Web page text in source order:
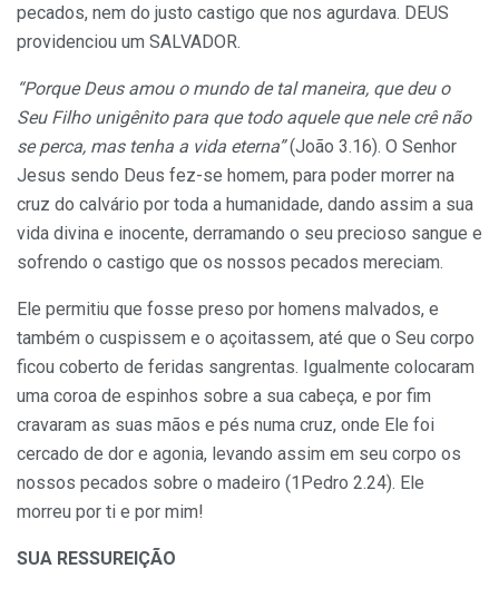
pecados, nem do justo castigo que nos agurdava. DEUS
providenciou um SALVADOR.
“Porque Deus amou o mundo de tal maneira, que deu o
Seu Filho unigênito para que todo aquele que nele crê não
se perca, mas tenha a vida eterna”(João 3.16). O Senhor
Jesus sendo Deus fez-se homem, para poder morrer na
cruz do calvário por toda a humanidade, dando assim a sua
vida divina e inocente, derramando o seu precioso sangue e
sofrendo o castigo que os nossos pecados mereciam.
Ele permitiu que fosse preso por homens malvados, e
também o cuspissem e o açoitassem, até que o Seu corpo
ficou coberto de feridas sangrentas. Igualmente colocaram
uma coroa de espinhos sobre a sua cabeça, e por fim
cravaram as suas mãos e pés numa cruz, onde Ele foi
cercado de dor e agonia, levando assim em seu corpo os
nossos pecados sobre o madeiro (1Pedro 2.24). Ele
morreu por ti e por mim!
SUA RESSUREIÇÃO